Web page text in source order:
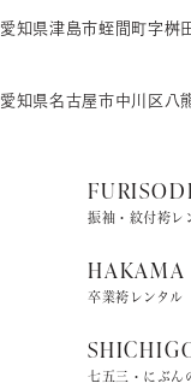
愛知県津島市蛭間町字桝
愛知県名古屋市中川区八
振袖・紋付袴レ
HAKAMA
卒業袴レンタル
七五三・にぶん